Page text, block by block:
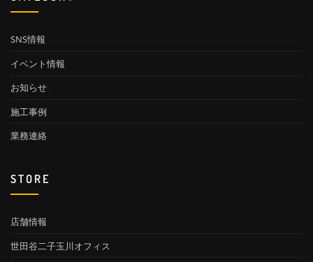
SNS情報
イベント情報
お知らせ
施工事例
業務連絡
STORE
店舗情報
世田谷二子玉川オフィス